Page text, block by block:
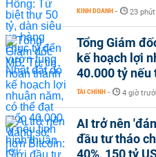
KINH DOANH - 23
Tổng Giám
kế hoạch lợi
40.000 tỷ nếu
TÀI CHÍNH - 4 giờ
AI trở nên
đầu tư tháo
40%, 150 tỷ